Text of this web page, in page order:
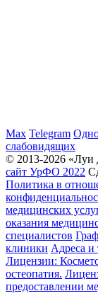
Max Telegram
слабовидящих
© 2013-2026 «Луи
сайт УрФО 2022
Политика в
медицинских
оказания
специалистов
клиники Адреса
Лицензии:
остеопатия.
предоставлении